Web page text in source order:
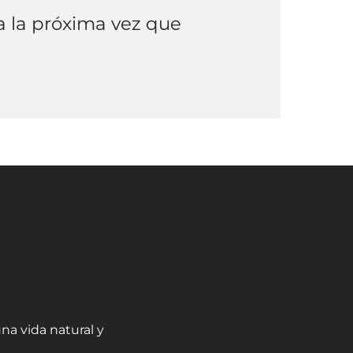
la próxima vez que
vida natural y